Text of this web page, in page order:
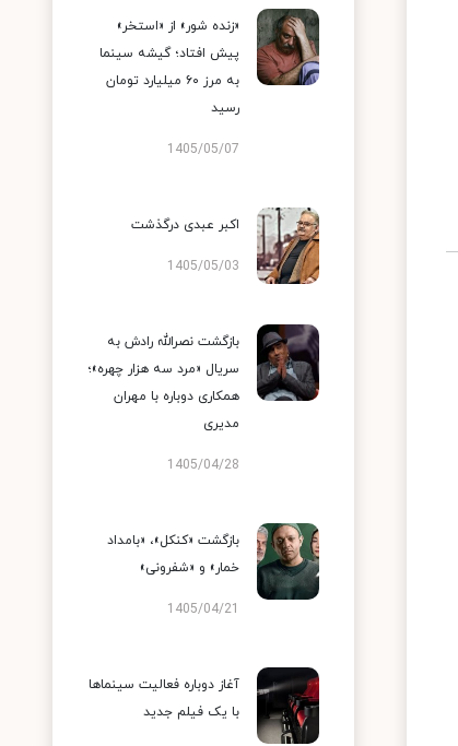
«زنده شور» از «استخر»
پیش افتاد؛ گیشه سینما
به مرز ۶۰ میلیارد تومان
رسید
1405/05/07
اکبر عبدی درگذشت
1405/05/03
بازگشت نصرالله رادش به
سریال «مرد سه هزار چهره»؛
همکاری دوباره با مهران
مدیری
1405/04/28
بازگشت «کنکل»، «بامداد
خمار» و «شفرونی»
1405/04/21
آغاز دوباره فعالیت سینماها
با یک فیلم جدید